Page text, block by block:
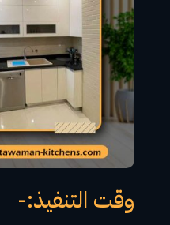
وقت التنفيذ:-